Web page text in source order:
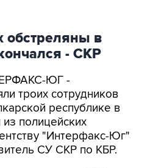
обстреляны в
- СКР
ЮГ -
троих сотрудников
республике в
полицейских
"Интерфакс-Юг"
СУ СКР по КБР.